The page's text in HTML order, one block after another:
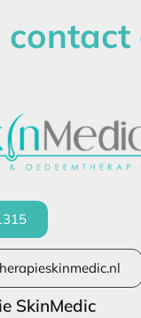
contact
SkinMedic